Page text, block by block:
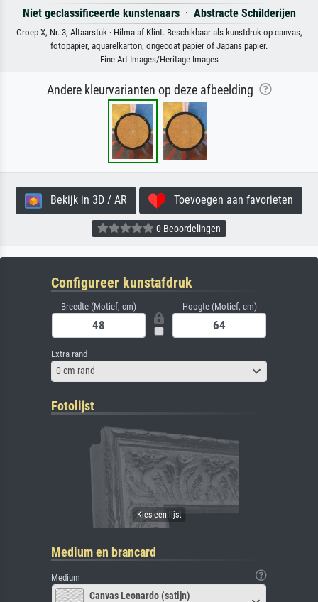
Niet geclassificeerde kunstenaars· Abstracte Schilderijen
Groep X, Nr. 3, Altaarstuk · Hilma af Klint. Beschikbaar als kunstdruk op canvas,
fotopapier, aquarelkarton, ongecoat papier of Japans papier.
Fine Art Images/Heritage Images
Andere kleurvarianten op deze afbeelding
Bekijk in 3D / AR Toevoegen aan favorieten
0 Beoordelingen
Configureer kunstafdruk
Breedte (Motief, cm) Hoogte (Motief, cm)
Extra rand
0 cm rand
Fotolijst
Medium en brancard
Medium
Canvas Leonardo (satijn)